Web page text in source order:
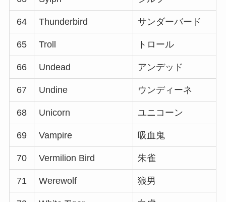
64 Thunderbird サンダーバード
65 Troll トロール
66 Undead アンデッド
67 Undine ウンディーネ
68 Unicorn ユニコーン
69 Vampire 吸血鬼
70 Vermilion Bird 朱雀
71 Werewolf 狼男